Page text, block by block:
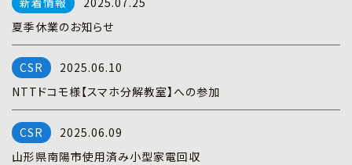
夏季休業のお知らせ
2025.06.10
NTTドコモ様【スマホ分解教室】への参加
2025.06.09
山形県南陽市使用済み小型家電回収